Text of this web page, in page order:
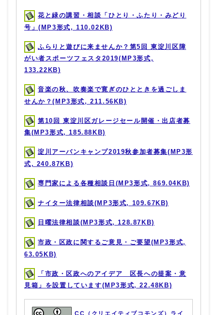
花と緑の講習・相談「ひとり・ふたり・みどり
号」(MP3形式, 110.02KB)
ふらりと遊びに来ませんか？第5回 東淀川区障
がい者スポーツフェスタ2019(MP3形式,
133.22KB)
音楽の秋、吹奏楽で寛ぎのひとときを過ごしま
せんか？(MP3形式, 211.56KB)
第10回 東淀川区ガレージセール開催・出店者募
集(MP3形式, 185.88KB)
淀川アーバンキャンプ2019秋参加者募集(MP3形
式, 240.87KB)
専門家による各種相談日(MP3形式, 869.04KB)
ナイター法律相談(MP3形式, 109.67KB)
日曜法律相談(MP3形式, 128.87KB)
市政・区政に関するご意見・ご要望(MP3形式,
63.05KB)
「市政・区政へのアイデア 区長への提案・意
見箱」を設置しています(MP3形式, 22.48KB)
CC（クリエイティブコモンズ）ライ